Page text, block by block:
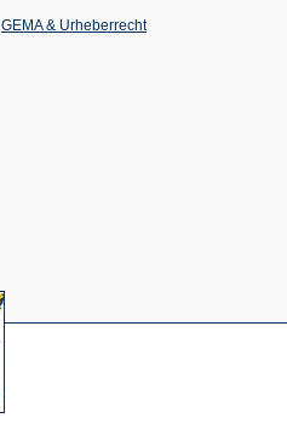
Tab)
GEMA & Urheberrecht
(Öffnet
in